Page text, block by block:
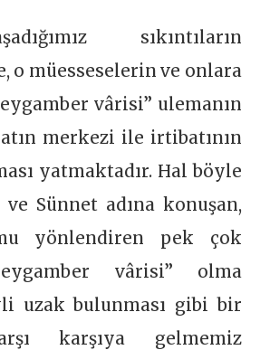
sıkıntıların
o müesseselerin ve onlara
vârisi” ulemanın
merkezi ile irtibatının
yatmaktadır. Hal böyle
ve Sünnet adına konuşan,
yönlendiren pek çok
vârisi” olma
uzak bulunması gibi bir
karşıya gelmemiz